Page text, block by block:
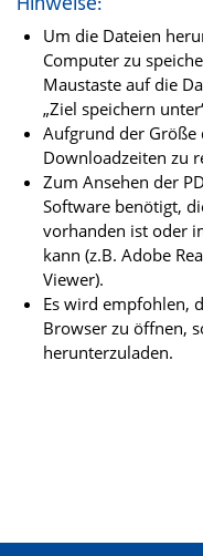
Um die Dateien
Computer zu
Maustaste auf die
„Ziel speichern
Aufgrund der Größe
Downloadzeiten zu
Zum Ansehen der
Software benötigt,
vorhanden ist oder
kann (z.B. Adobe
Viewer).
Es wird empfohlen,
Browser zu öffnen,
herunterzuladen.